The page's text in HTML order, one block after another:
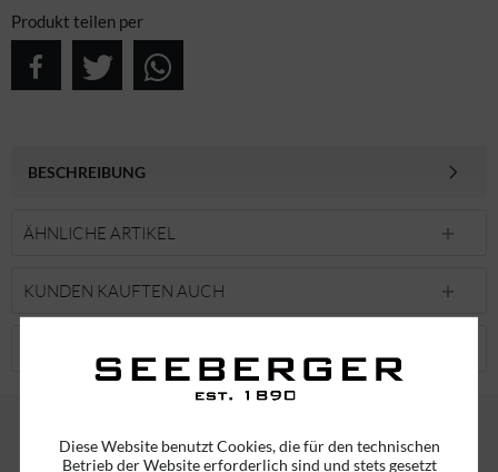
Produkt teilen per
BESCHREIBUNG
ÄHNLICHE ARTIKEL
KUNDEN KAUFTEN AUCH
Diese Website benutzt Cookies, die für den technischen
Betrieb der Website erforderlich sind und stets gesetzt